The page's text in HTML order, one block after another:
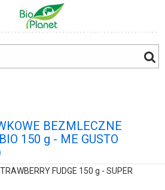
BEZMLECZNE
150 g - ME GUSTO
FUDGE 150 g - SUPER